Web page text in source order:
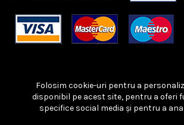
Copyright © 2023 TEGA HOME. Toate
Folosim cookie-uri pentru a
disponibil pe acest site, pentru a oferi
specifice social media și pentru a